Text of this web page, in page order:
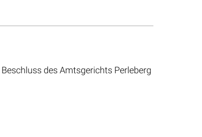
des Amtsgerichts Perleberg